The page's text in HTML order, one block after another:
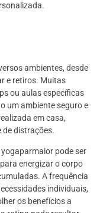
ambientes, desde
e retiros. Muitas
ou aulas específicas
um ambiente seguro e
em casa,
de distrações.
pode ser
energizar o corpo
A frequência
individuais,
os benefícios a